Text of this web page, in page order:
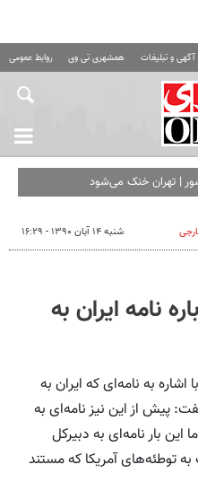
آگهی و تبلیغات همشهری تی وی روابط عمومی
شنبه ۱۴ آبان ۱۳۹۰ - ۱۶:۲۹
نامه ایران به
به نامه‌ای که ایران به
پیش از این نیز نامه‌ای به
این بار نامه‌ای به دبیرکل
توطئه‌های آمریکا که مستند